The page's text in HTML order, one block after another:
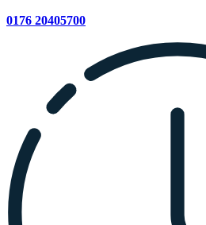
0176 20405700